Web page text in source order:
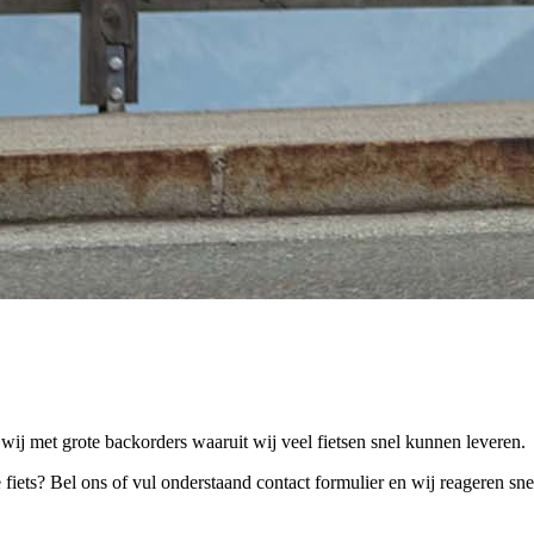
met grote backorders waaruit wij veel fietsen snel kunnen leveren.
Bel ons of vul onderstaand contact formulier en wij reageren